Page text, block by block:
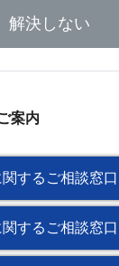
解決しない
案内
するご相談窓口
するご相談窓口